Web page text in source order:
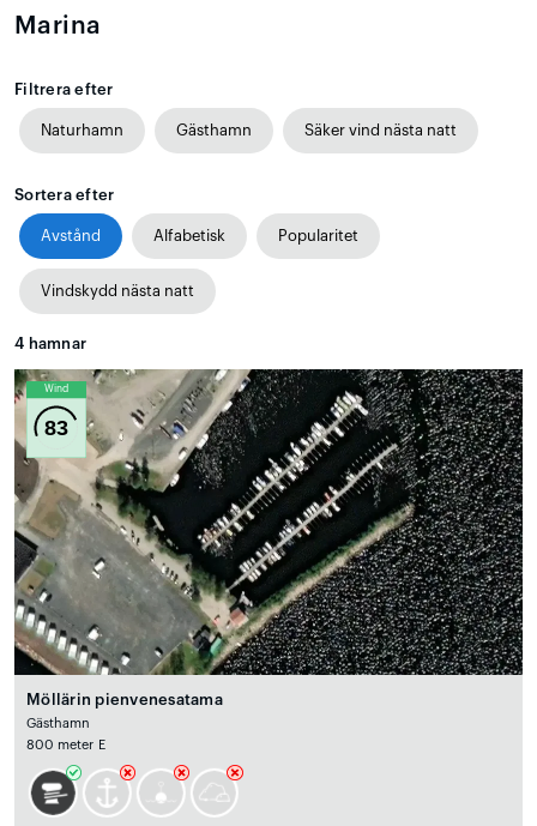
Marina
Filtrera efter
Naturhamn Gästhamn Säker vind nästa natt
Sortera efter
Avstånd Alfabetisk Popularitet
Vindskydd nästa natt
4 hamnar
Wind
83
Möllärin pienvenesatama
Gästhamn
800 meter E